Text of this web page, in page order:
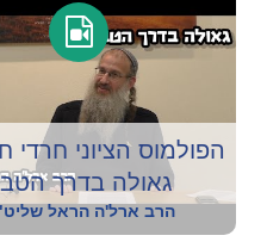
הפולמוס הציוני חרדי
גאולה בדרך
הרב ארל'ה הראל